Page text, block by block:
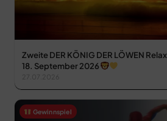
Zweite DER KÖNIG DER LÖWEN
18. September 2026
Gewinnspiel